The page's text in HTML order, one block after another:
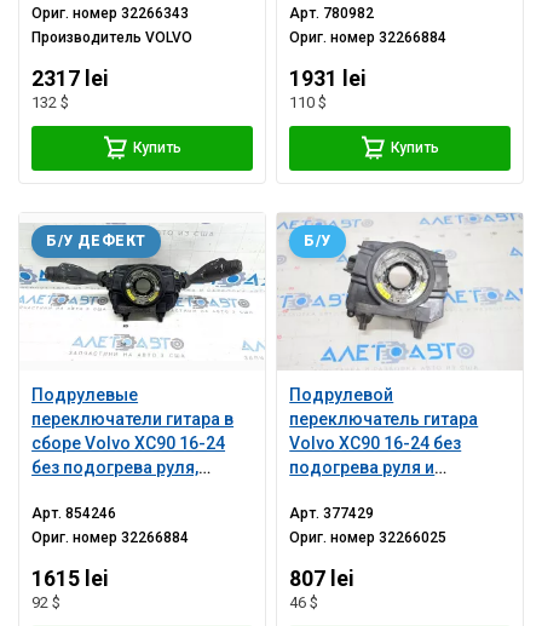
Ориг. номер32266343
ПроизводительVOLVO
2317 lei
132 $
Купить
Арт. 780982
Ориг. номер32266884
1931 lei
110 $
Купить
Подрулевые
переключатели гитара в
сборе Volvo XC90 16-24
без подогрева руля,
креплении, сломано
крепление
Б/У ДЕФЕКТ
Арт.854246
Ориг. номер32266884
1615 lei
92 $
Подрулевой
переключатель гитара
Volvo XC90 16-24 без
подогрева руля и
Б/У
Арт.377429
Ориг. номер32266025
807 lei
46 $